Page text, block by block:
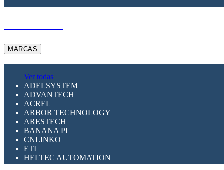
MARCAS
Ver todas
ADELSYSTEM
ADVANTECH
ACREL
ARBOR TECHNOLOGY
ARESTECH
BANANA PI
CNLINKO
ETI
HELTEC AUTOMATION
LTECH